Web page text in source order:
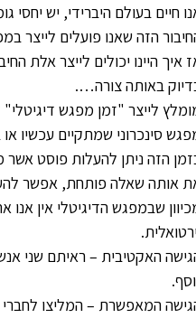
חיים בעולם היברידי, יש יחסי
הזה שאנו פועלים לייצר
איך היינו יכולים לייצר אלת
באותה צורה….
לייצר "זמן מפגש דיגיטלי"
סינכרוני שמתקיים עכשיו
הזה ניתן להעלות פוסט
אותה שאלה פותחת, אפשר
שבמפגש הדיגיטלי אין
האקטיבית – ראיתם שני
המאפשרת – המליצו לחברי